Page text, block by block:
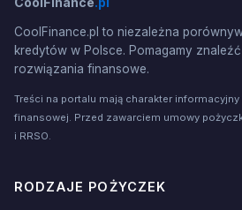
CoolFinance.pl to niezależna
kredytów w Polsce. Pomagamy
rozwiązania finansowe.
Treści na portalu mają charakter
finansowej. Przed zawarciem umowy
i RRSO.
RODZAJE POŻYCZEK